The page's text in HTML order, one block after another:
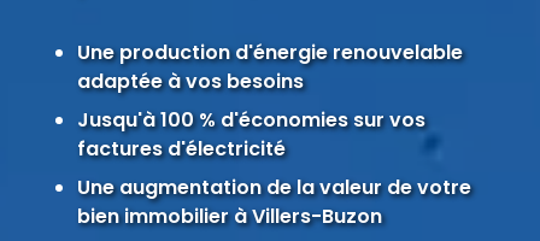
Une production d'énergie renouvelable
adaptée à vos besoins
Jusqu'à 100 % d'économies sur vos
factures d'électricité
Une augmentation de la valeur de votre
bien immobilier à Villers-Buzon